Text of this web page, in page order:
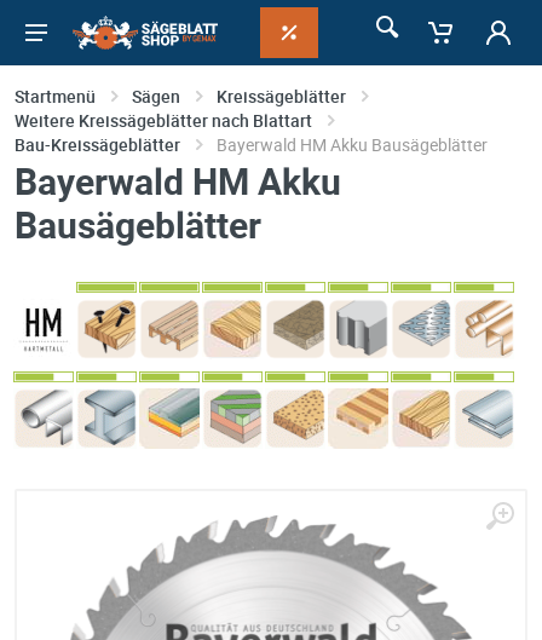
Startmenü Sägen
Kreissägeblätter
Weitere Kreissägeblätter nach Blattart
Bau-Kreissägeblätter
Bayerwald HM Akku Bausägeblätter
Bayerwald HM Akku
Bausägeblätter